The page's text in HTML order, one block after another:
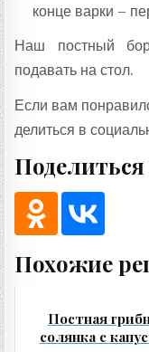
конце варки –
Наш постный
подавать на стол.
Если вам
делиться в
Похожие
Постная
солянка с